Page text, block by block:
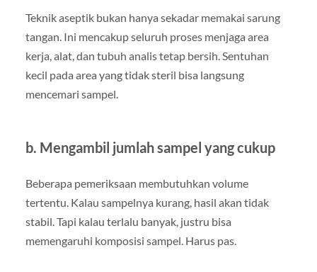
Teknik aseptik bukan hanya sekadar memakai sarung
tangan. Ini mencakup seluruh proses menjaga area
kerja, alat, dan tubuh analis tetap bersih. Sentuhan
kecil pada area yang tidak steril bisa langsung
mencemari sampel.
b. Mengambil jumlah sampel yang cukup
Beberapa pemeriksaan membutuhkan volume
tertentu. Kalau sampelnya kurang, hasil akan tidak
stabil. Tapi kalau terlalu banyak, justru bisa
memengaruhi komposisi sampel. Harus pas.